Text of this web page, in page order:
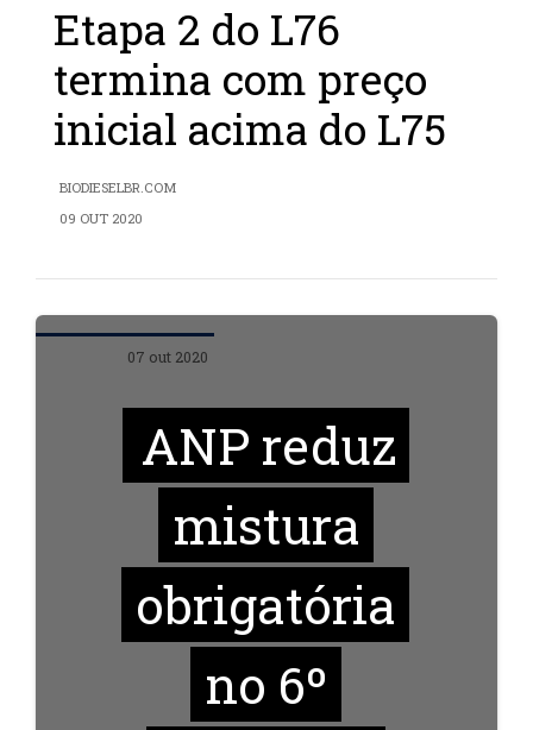
Etapa 2 do L76
termina com preço
inicial acima do L75
BIODIESELBR.COM
09 OUT 2020
07 out 2020
ANP reduz
mistura
obrigatória
no 6º